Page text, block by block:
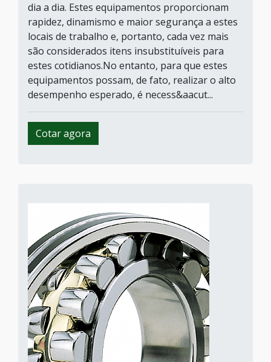
dia a dia. Estes equipamentos proporcionam
rapidez, dinamismo e maior segurança a estes
locais de trabalho e, portanto, cada vez mais
são considerados itens insubstituíveis para
estes cotidianos.No entanto, para que estes
equipamentos possam, de fato, realizar o alto
desempenho esperado, é necess&aacut...
Cotar agora